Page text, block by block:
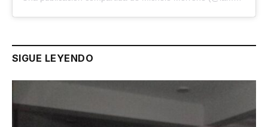
SIGUE LEYENDO